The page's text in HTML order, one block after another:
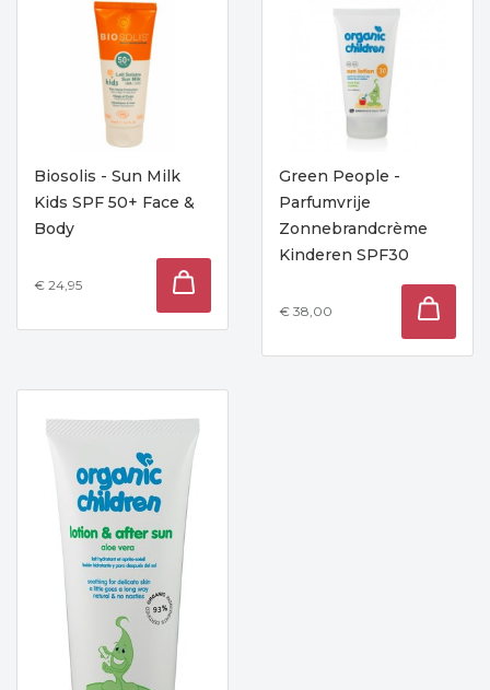
Biosolis - Sun Milk
Kids SPF 50+ Face &
Body
€ 24,95
Green People -
Parfumvrije
Zonnebrandcrème
Kinderen SPF30
€ 38,00